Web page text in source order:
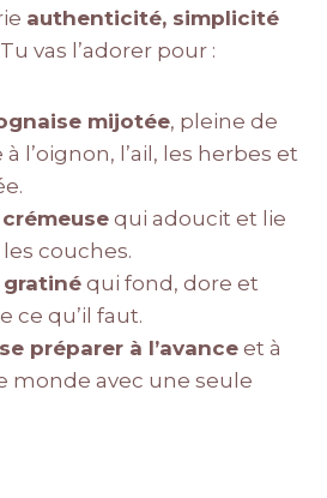
authenticité, simplicité
Tu vas l’adorer pour :
mijotée, pleine de
l’oignon, l’ail, les herbes et
qui adoucit et lie
couches.
qui fond, dore et
ce qu’il faut.
se préparer à l’avance et à
monde avec une seule